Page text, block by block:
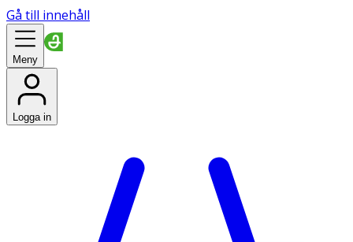
Gå till innehåll
Meny
Logga in